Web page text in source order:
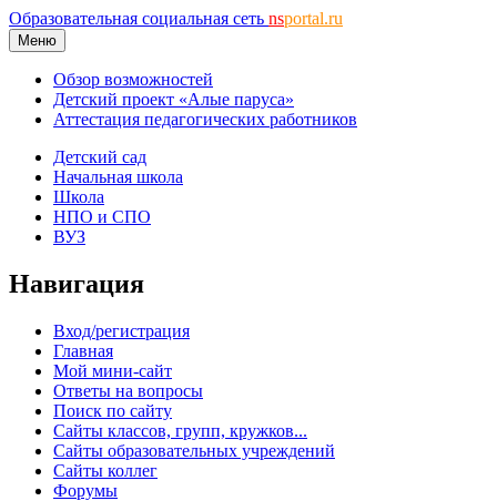
Образовательная социальная сеть nsportal.ru
Меню
Обзор возможностей
Детский проект «Алые паруса»
Аттестация педагогических работников
Детский сад
Начальная школа
Школа
НПО и СПО
ВУЗ
Навигация
Вход/регистрация
Главная
Мой мини-сайт
Ответы на вопросы
Поиск по сайту
Сайты классов, групп, кружков...
Сайты образовательных учреждений
Сайты коллег
Форумы